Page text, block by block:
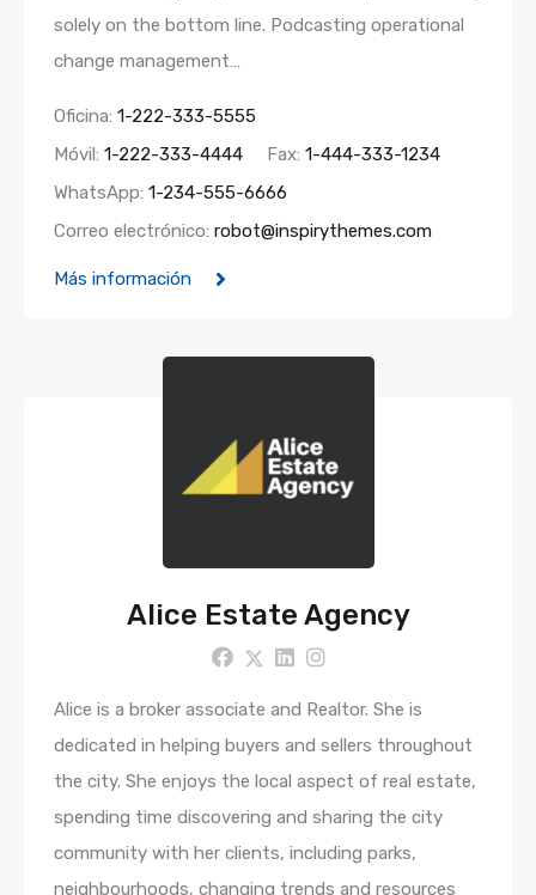
solely on the bottom line. Podcasting operational
change management…
Oficina: 1-222-333-5555
Móvil: 1-222-333-4444 Fax: 1-444-333-1234
WhatsApp: 1-234-555-6666
Correo electrónico: robot@inspirythemes.com
Más información
Alice Estate Agency
Alice is a broker associate and Realtor. She is
dedicated in helping buyers and sellers throughout
the city. She enjoys the local aspect of real estate,
spending time discovering and sharing the city
community with her clients, including parks,
neighbourhoods, changing trends and resources